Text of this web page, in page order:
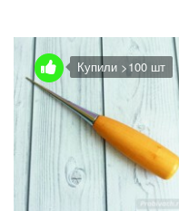
Купили >100 шт